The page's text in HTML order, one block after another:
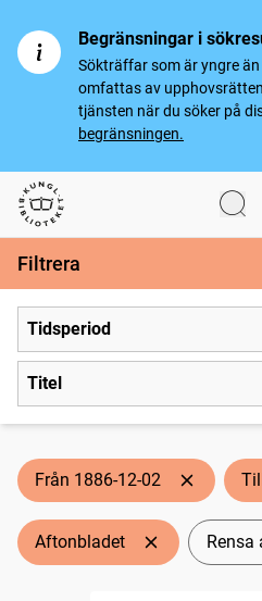
Begränsningar i
Sökträffar som är yngre
omfattas av
tjänsten när du söker på
begränsningen.
Svenska tidningar
Filtrera
Tidsperiod
Titel
Från 1886-12-02
Aftonbladet Rensa